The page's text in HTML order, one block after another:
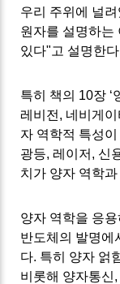
우리 주위에 널
원자를 설명하는
있다"고 설명한
특히 책의 10장 ‘
레비전 , 네비게
자 역학적 특성
광등, 레이저 , 신
치가 양자 역학
양자 역학을 응용
반도체의 발명에
다. 특히 양자 얽
비롯해 양자통신,